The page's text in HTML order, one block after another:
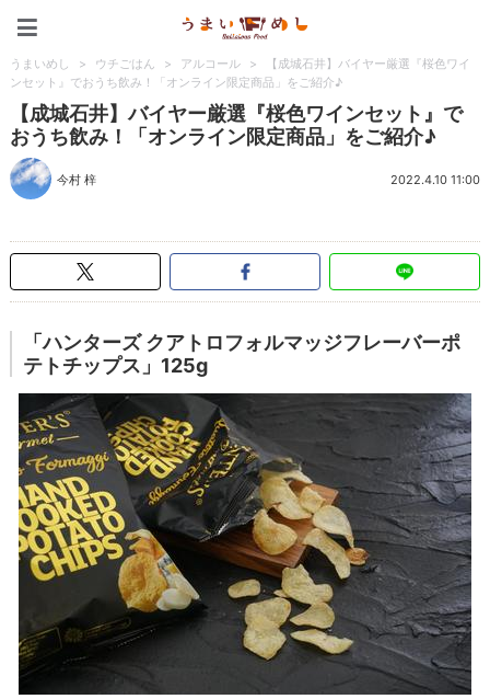
うまいめし > ウチごはん > アルコール >
【成城石井】バイヤー厳選『桜色ワイ
ンセット』でおうち飲み！「オンライン限定商品」をご紹介♪
【成城石井】バイヤー厳選『桜色ワインセット』で
おうち飲み！「オンライン限定商品」をご紹介♪
今村 梓 2022.4.10 11:00
「ハンターズ クアトロフォルマッジフレーバーポ
テトチップス」125g